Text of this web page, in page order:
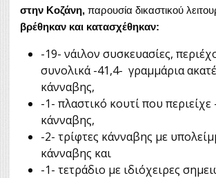
στην Κοζάνη, παρουσία δικαστικού
βρέθηκαν και κατασχέθηκαν:
-19- νάιλον συσκευασίες,
συνολικά -41,4- γραμμάρια
κάνναβης,
-1- πλαστικό κουτί που
κάνναβης,
-2- τρίφτες κάνναβης με
κάνναβης και
-1- τετράδιο με ιδιόχειρες